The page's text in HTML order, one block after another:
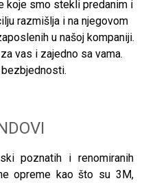
koje smo stekli predanim i
razmišlja i na njegovom
u našoj kompaniji.
vas i zajedno sa vama.
poznatih i renomiranih
opreme kao što su 3M,